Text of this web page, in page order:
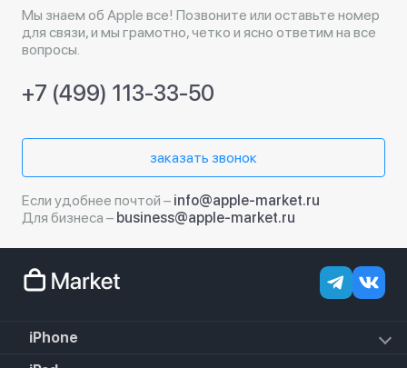
Мы знаем об Apple все! Позвоните или оставьте номер
для связи, и мы грамотно, четко и ясно ответим на все
вопросы.
+7 (499) 113-33-50
заказать звонок
Если удобнее почтой – info@apple-market.ru
Для бизнеса – business@apple-market.ru
iPhone